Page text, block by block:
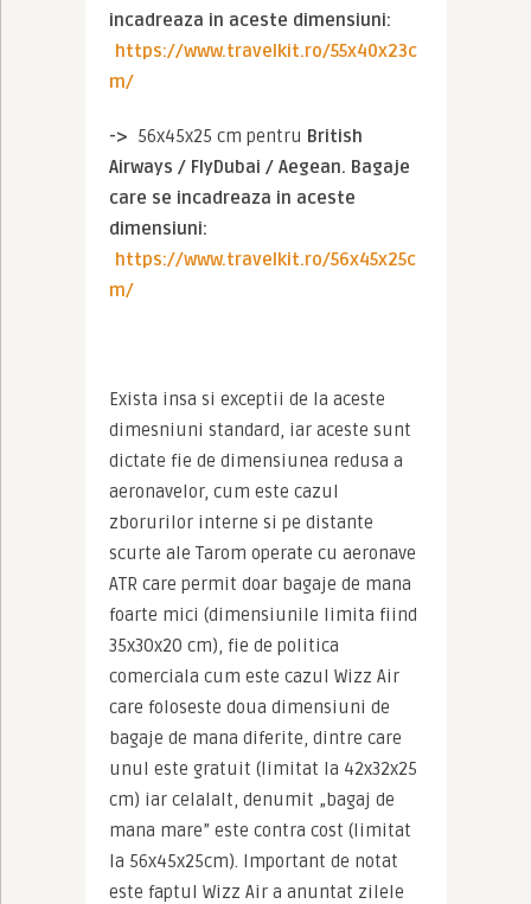
https://www.travelkit.ro/55x40x23c
m/
-> 56x45x25 cm pentru British
Airways / FlyDubai / Aegean. Bagaje
care se incadreaza in aceste
https://www.travelkit.ro/56x45x25c
m/
Exista insa si exceptii de la aceste
dimesniuni standard, iar aceste sunt
dictate fie de dimensiunea redusa a
aeronavelor, cum este cazul
zborurilor interne si pe distante
scurte ale Tarom operate cu aeronave
ATR care permit doar bagaje de mana
foarte mici (dimensiunile limita fiind
35x30x20 cm), fie de politica
comerciala cum este cazul Wizz Air
care foloseste doua dimensiuni de
bagaje de mana diferite, dintre care
unul este gratuit (limitat la 42x32x25
cm) iar celalalt, denumit „bagaj de
mana mare” este contra cost (limitat
la 56x45x25cm). Important de notat
este faptul Wizz Air a anuntat zilele